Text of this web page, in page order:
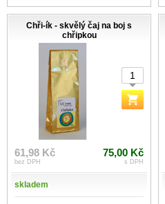
Chři-ík - skvělý čaj na boj s
chřipkou
61,98 Kč
bez DPH
75,00 Kč
s DPH
skladem